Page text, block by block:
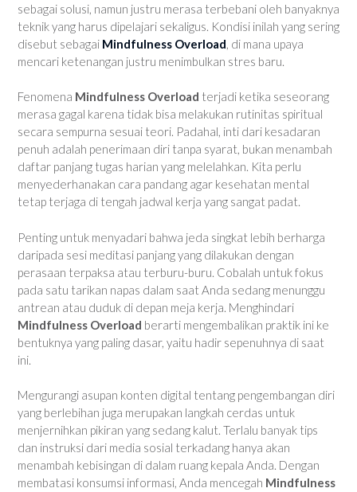
sebagai solusi, namun justru merasa terbebani oleh banyaknya
teknik yang harus dipelajari sekaligus. Kondisi inilah yang sering
disebut sebagai Mindfulness Overload, di mana upaya
mencari ketenangan justru menimbulkan stres baru.
Fenomena Mindfulness Overload terjadi ketika seseorang
merasa gagal karena tidak bisa melakukan rutinitas spiritual
secara sempurna sesuai teori. Padahal, inti dari kesadaran
penuh adalah penerimaan diri tanpa syarat, bukan menambah
daftar panjang tugas harian yang melelahkan. Kita perlu
menyederhanakan cara pandang agar kesehatan mental
tetap terjaga di tengah jadwal kerja yang sangat padat.
Penting untuk menyadari bahwa jeda singkat lebih berharga
daripada sesi meditasi panjang yang dilakukan dengan
perasaan terpaksa atau terburu-buru. Cobalah untuk fokus
pada satu tarikan napas dalam saat Anda sedang menunggu
antrean atau duduk di depan meja kerja. Menghindari
Mindfulness Overload berarti mengembalikan praktik ini ke
bentuknya yang paling dasar, yaitu hadir sepenuhnya di saat
ini.
Mengurangi asupan konten digital tentang pengembangan diri
yang berlebihan juga merupakan langkah cerdas untuk
menjernihkan pikiran yang sedang kalut. Terlalu banyak tips
dan instruksi dari media sosial terkadang hanya akan
menambah kebisingan di dalam ruang kepala Anda. Dengan
membatasi konsumsi informasi, Anda mencegah Mindfulness